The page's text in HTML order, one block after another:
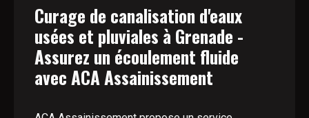
Curage de canalisation d'eaux
usées et pluviales à Grenade -
Assurez un écoulement fluide
avec ACA Assainissement